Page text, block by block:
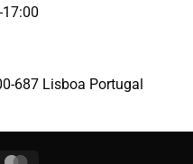
687 Lisboa Portugal